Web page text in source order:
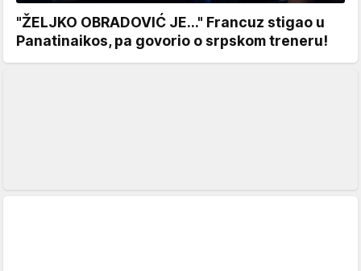
"ŽELJKO OBRADOVIĆ JE..." Francuz stigao u
Panatinaikos, pa govorio o srpskom treneru!